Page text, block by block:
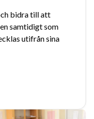
bidra till att
samtidigt som
utifrån sina